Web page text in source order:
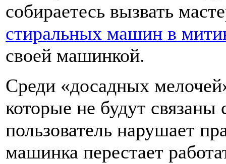
собираетесь вызвать
стиральных машин в
своей машинкой.
Среди «досадных
которые не будут
пользователь нарушает
машинка перестает